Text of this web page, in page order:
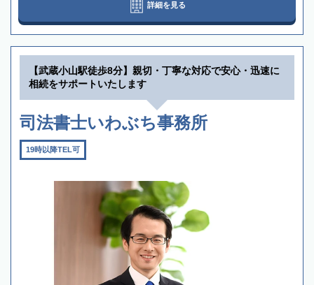
詳細を見る
【武蔵小山駅徒歩8分】親切・丁寧な対応で安心・迅速に
相続をサポートいたします
司法書士いわぶち事務所
19時以降TEL可